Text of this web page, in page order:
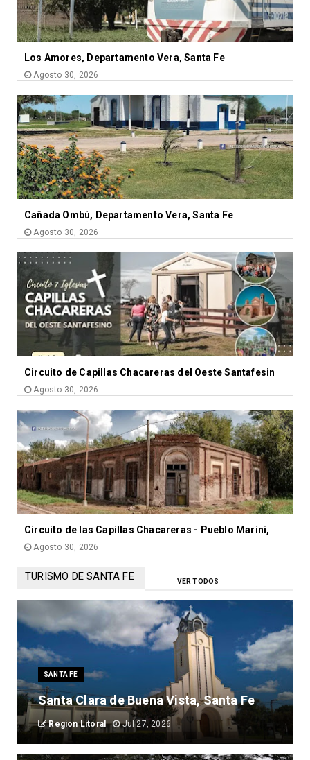
Los Amores, Departamento Vera, Santa Fe
Agosto 30, 2026
Cañada Ombú, Departamento Vera, Santa Fe
Agosto 30, 2026
Circuito de Capillas Chacareras del Oeste Santafesin
Agosto 30, 2026
Circuito de las Capillas Chacareras - Pueblo Marini,
Agosto 30, 2026
TURISMO DE SANTA FE VER TODOS
SANTA FE
Santa Clara de Buena Vista, Santa Fe
Region Litoral Jul 27, 2026